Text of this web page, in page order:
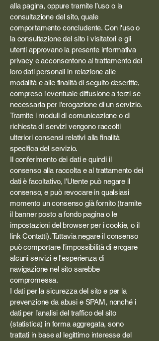
alla pagina, oppure tramite l’uso o la
consultazione del sito, quale
comportamento concludente. Con l'uso o
la consultazione del sito i visitatori e gli
utenti approvano la presente informativa
privacy e acconsentono al trattamento dei
loro dati personali in relazione alle
modalità e alle finalità di seguito descritte,
compreso l'eventuale diffusione a terzi se
necessaria per l'erogazione di un servizio.
Tramite i moduli di comunicazione o di
richiesta di servizi vengono raccolti
ulteriori consensi relativi alla finalità
specifica del servizio.
Il conferimento dei dati e quindi il
consenso alla raccolta e al trattamento dei
dati è facoltativo, l'Utente può negare il
consenso, e può revocare in qualsiasi
momento un consenso già fornito (tramite
il banner posto a fondo pagina o le
impostazioni del browser per i cookie, o il
link Contatti). Tuttavia negare il consenso
può comportare l'impossibilità di erogare
alcuni servizi e l'esperienza di
navigazione nel sito sarebbe
compromessa.
I dati per la sicurezza del sito e per la
prevenzione da abusi e SPAM, nonché i
dati per l’analisi del traffico del sito
(statistica) in forma aggregata, sono
trattati in base al legittimo interesse del